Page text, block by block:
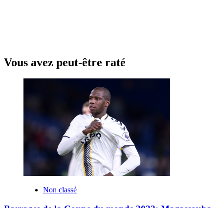
Vous avez peut-être raté
Non classé